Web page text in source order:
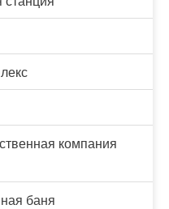
компания
баня